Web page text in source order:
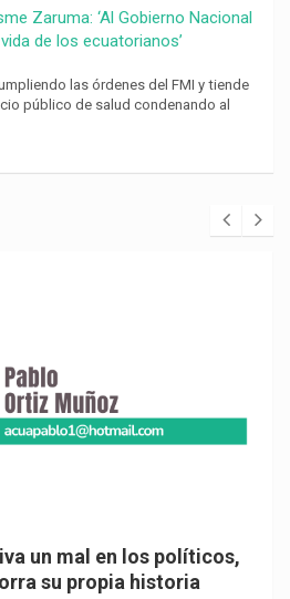
Zaruma: ‘Al Gobierno Nacional
de los ecuatorianos’
las órdenes del FMI y tiende
público de salud condenando al
un mal en los políticos,
su propia historia